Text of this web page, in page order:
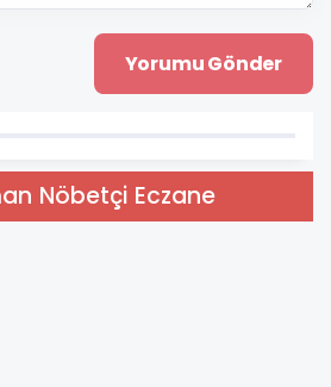
Nöbetçi Eczane